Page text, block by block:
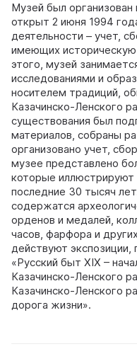
Музей был организован
открыт 2 июня 1994
деятельности – учет,
имеющих
этого, музей
исследованиями и
носителем традиций,
Казачинско-Ленского
существования был
материалов, собраны
организовано учет,
музее представлено
которые иллюстрируют
последние 30 тысяч
содержатся
орденов и медалей,
часов, фарфора и
действуют
«Русский быт XIX –
Казачинско-Ленского
Казачинско-Ленского
дорога жизни».